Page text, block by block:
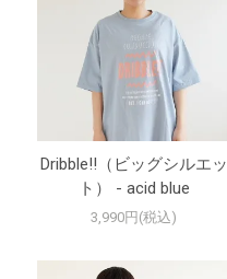
Dribble!!（ビッグシルエッ
ト） - acid blue
3,990円(税込)